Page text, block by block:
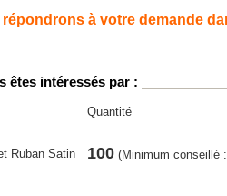
répondrons à votre demande
êtes intéressés par :
Quantité
Ruban Satin 100 (Minimum conseillé